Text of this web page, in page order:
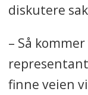
diskutere
– Så
finne veien